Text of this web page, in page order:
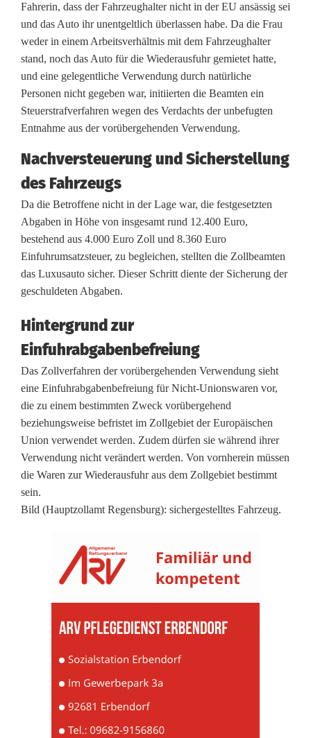
r
o
g
e
r
e
n
i
c
h
t
i
m
G
e
l
d
b
Fahrerin, dass der Fahrzeughalter nicht in der EU ansässig sei
und das Auto ihr unentgeltlich überlassen habe. Da die Frau
weder in einem Arbeitsverhältnis mit dem Fahrzeughalter
stand, noch das Auto für die Wiederausfuhr gemietet hatte,
und eine gelegentliche Verwendung durch natürliche
Personen nicht gegeben war, initiierten die Beamten ein
Steuerstrafverfahren wegen des Verdachts der unbefugten
Entnahme aus der vorübergehenden Verwendung.
Nachversteuerung und Sicherstellung
des Fahrzeugs
Da die Betroffene nicht in der Lage war, die festgesetzten
Abgaben in Höhe von insgesamt rund 12.400 Euro,
bestehend aus 4.000 Euro Zoll und 8.360 Euro
Einfuhrumsatzsteuer, zu begleichen, stellten die Zollbeamten
das Luxusauto sicher. Dieser Schritt diente der Sicherung der
geschuldeten Abgaben.
Hintergrund zur
Einfuhrabgabenbefreiung
Das Zollverfahren der vorübergehenden Verwendung sieht
eine Einfuhrabgabenbefreiung für Nicht-Unionswaren vor,
die zu einem bestimmten Zweck vorübergehend
beziehungsweise befristet im Zollgebiet der Europäischen
Union verwendet werden. Zudem dürfen sie während ihrer
Verwendung nicht verändert werden. Von vornherein müssen
die Waren zur Wiederausfuhr aus dem Zollgebiet bestimmt
sein.
Bild (Hauptzollamt Regensburg): sichergestelltes Fahrzeug.